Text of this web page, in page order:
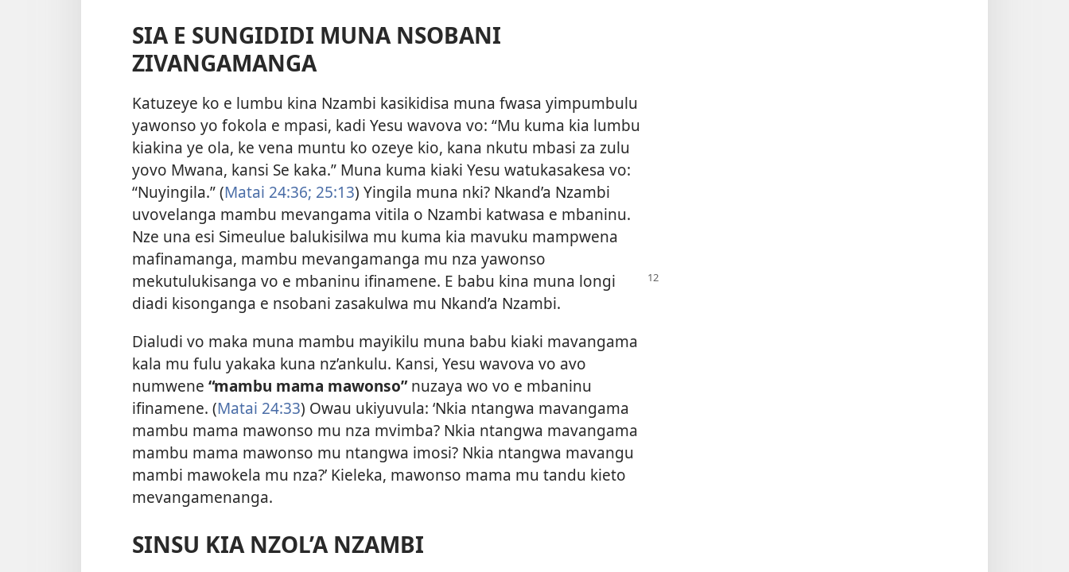
SIA E SUNGIDIDI MUNA NSOBANI
ZIVANGAMANGA
Katuzeye ko e lumbu kina Nzambi kasikidisa muna fwasa yimpumbulu
yawonso yo fokola e mpasi, kadi Yesu wavova vo: “Mu kuma kia lumbu
kiakina ye ola, ke vena muntu ko ozeye kio, kana nkutu mbasi za zulu
yovo Mwana, kansi Se kaka.” Muna kuma kiaki Yesu watukasakesa vo:
“Nuyingila.” (Matai 24:36; 25:13) Yingila muna nki? Nkand’a Nzambi
uvovelanga mambu mevangama vitila o Nzambi katwasa e mbaninu.
Nze una esi Simeulue balukisilwa mu kuma kia mavuku mampwena
mafinamanga, mambu mevangamanga mu nza yawonso
mekutulukisanga vo e mbaninu ifinamene. E babu kina muna longi
diadi kisonganga e nsobani zasakulwa mu Nkand’a Nzambi.
Dialudi vo maka muna mambu mayikilu muna babu kiaki mavangama
kala mu fulu yakaka kuna nz’ankulu. Kansi, Yesu wavova vo avo
numwene “mambu mama mawonso”nuzaya wo vo e mbaninu
ifinamene. (Matai 24:33) Owau ukiyuvula: ‘Nkia ntangwa mavangama
mambu mama mawonso mu nza mvimba? Nkia ntangwa mavangama
mambu mama mawonso mu ntangwa imosi? Nkia ntangwa mavangu
mambi mawokela mu nza?’ Kieleka, mawonso mama mu tandu kieto
mevangamenanga.
SINSU KIA NZOL’A NZAMBI